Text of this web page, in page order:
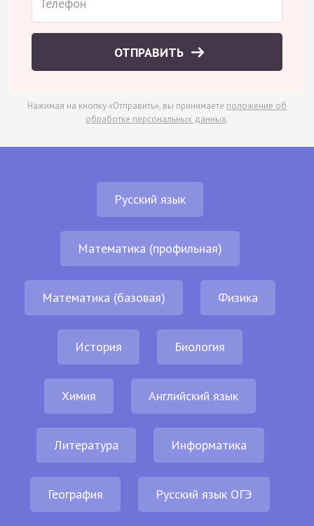
ОТПРАВИТЬ
Нажимая на кнопку «Отправить», вы принимаете положение об
обработке персональных данных.
Русский язык
Математика (профильная)
Математика (базовая) Физика
История Биология
Химия Английский язык
Литература Информатика
География Русский язык ОГЭ